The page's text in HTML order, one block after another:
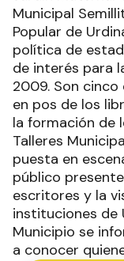
Municipal
Popular de
política de
de interés para
2009. Son
en pos de los
la formación de
Talleres
puesta en
público
escritores y la
instituciones de
Municipio se
a conocer